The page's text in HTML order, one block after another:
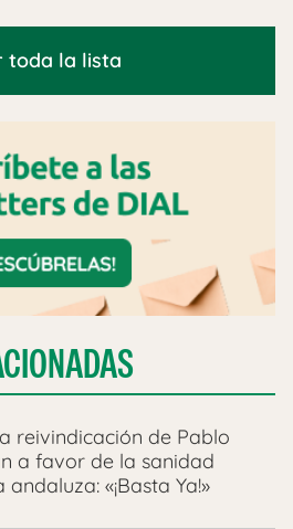
toda la lista
reivindicación de Pablo
a favor de la sanidad
andaluza: «¡Basta Ya!»